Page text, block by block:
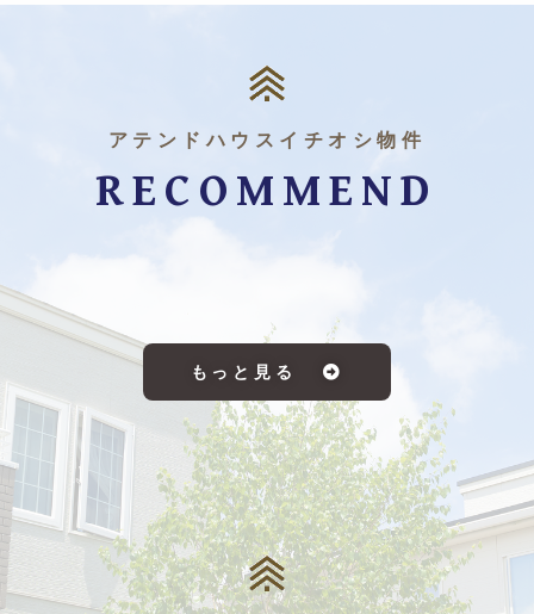
アテンドハウスイチオシ物件
RECOMMEND
もっと見る